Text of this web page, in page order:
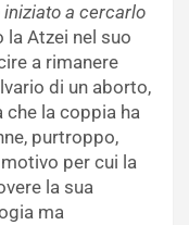
a cercarlo
Atzei nel suo
a rimanere
di un aborto,
la coppia ha
purtroppo,
per cui la
la sua
ma